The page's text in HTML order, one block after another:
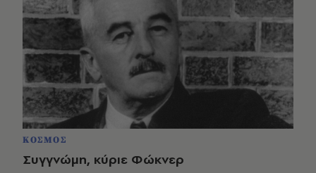
ΚΟΣΜΟΣ
Συγγνώμη, κύριε Φώκνερ